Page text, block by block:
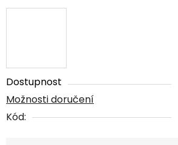
Dostupnost
Možnosti doručení
Kód: